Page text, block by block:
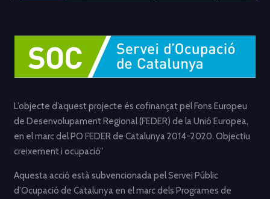
L’objecte d’aquest projecte és cofinançat pel Fons Europeu
de Desenvolupament Regional (FEDER) de la Unió Europea,
en el marc del PO FEDER de Catalunya 2014-2020. Objectiu
creixement i ocupació”
Aquesta acció està subvencionada pel Servei Públic
d’Ocupació de Catalunya en el marc dels Programes de